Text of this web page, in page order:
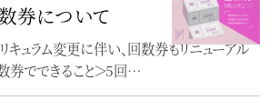
券について
キュラム変更に伴い、回数券もリニューアル
券でできること＞5回…
ン
る着物着付け教室